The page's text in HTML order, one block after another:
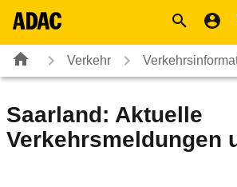
Verkehr
Saarland: Aktuelle
Verkehrsmeldungen